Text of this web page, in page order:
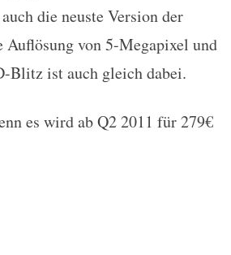
die neuste Version der
Auflösung von 5-Megapixel und
Blitz ist auch gleich dabei.
es wird ab Q2 2011 für 279€